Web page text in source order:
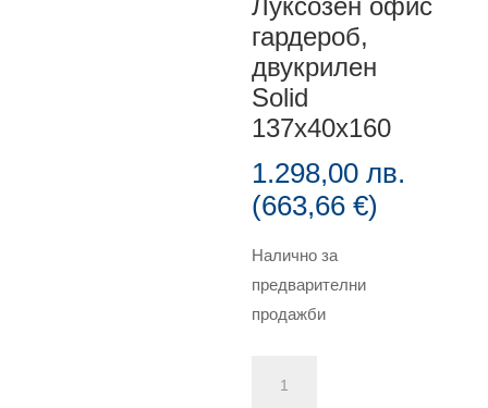
Луксозен офис
гардероб,
двукрилен
Solid
137x40x160
1.298,00лв.
(663,66€)
Налично за
предварителни
продажби